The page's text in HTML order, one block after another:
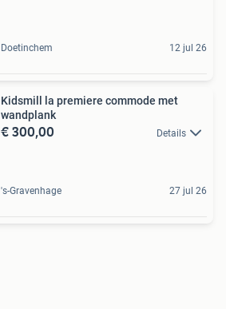
Doetinchem 12 jul 26
Kidsmill la premiere commode met
wandplank
€ 300,00 Details
's-Gravenhage 27 jul 26